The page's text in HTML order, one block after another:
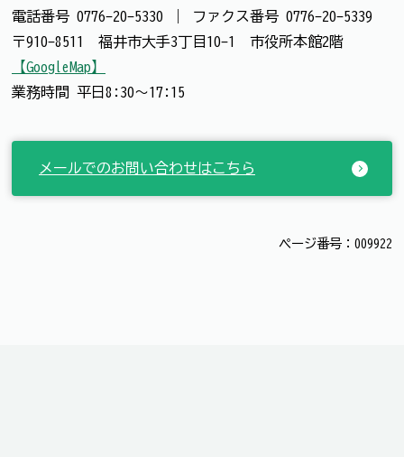
電話番号 0776-20-5330 ファクス番号 0776-20-5339
〒910-8511 福井市大手3丁目10-1 市役所本館2階
【GoogleMap】
業務時間 平日8:30～17:15
メールでのお問い合わせはこちら
ページ番号：009922